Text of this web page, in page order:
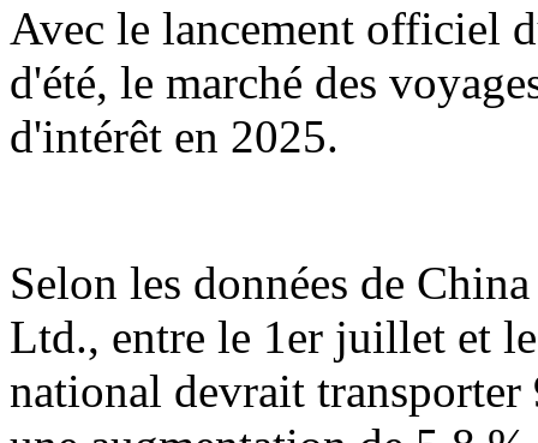
Avec le lancement officiel
d'été, le marché des
d'intérêt en 2025.
Selon les données de
Ltd., entre le 1er juillet et
national devrait